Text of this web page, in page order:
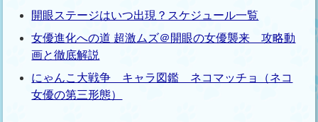
開眼ステージはいつ出現？スケジュール一覧
女優進化への道 超激ムズ＠開眼の女優襲来 攻略動
画と徹底解説
にゃんこ大戦争 キャラ図鑑 ネコマッチョ（ネコ
女優の第三形態）